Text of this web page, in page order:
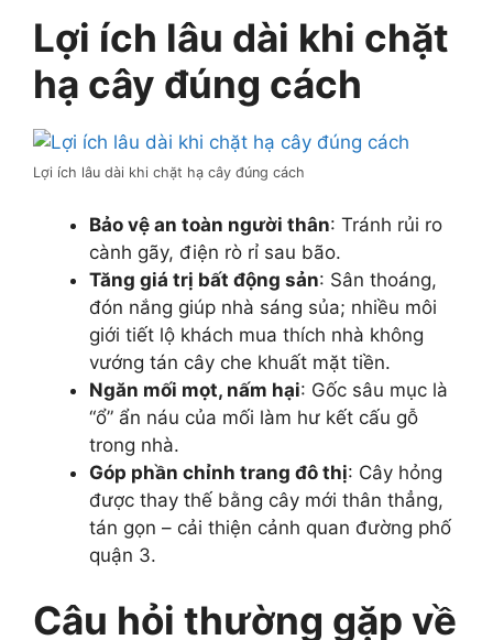
Lợi ích lâu dài khi chặt
hạ cây đúng cách
Lợi ích lâu dài khi chặt hạ cây đúng cách
Bảo vệ an toàn người thân: Tránh rủi ro
cành gãy, điện rò rỉ sau bão.
Tăng giá trị bất động sản: Sân thoáng,
đón nắng giúp nhà sáng sủa; nhiều môi
giới tiết lộ khách mua thích nhà không
vướng tán cây che khuất mặt tiền.
Ngăn mối mọt, nấm hại: Gốc sâu mục là
“ổ” ẩn náu của mối làm hư kết cấu gỗ
trong nhà.
Góp phần chỉnh trang đô thị: Cây hỏng
được thay thế bằng cây mới thân thẳng,
tán gọn – cải thiện cảnh quan đường phố
quận 3.
Câu hỏi thường gặp về